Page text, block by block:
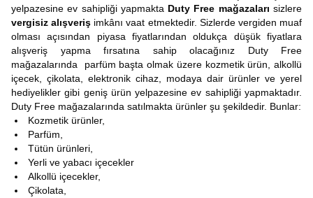
yelpazesine ev sahipliği yapmakta Duty Free mağazaları sizlere
vergisiz alışveriş imkânı vaat etmektedir. Sizlerde vergiden muaf
olması açısından piyasa fiyatlarından oldukça düşük fiyatlara
alışveriş yapma fırsatına sahip olacağınız Duty Free
mağazalarında parfüm başta olmak üzere kozmetik ürün, alkollü
içecek, çikolata, elektronik cihaz, modaya dair ürünler ve yerel
hediyelikler gibi geniş ürün yelpazesine ev sahipliği yapmaktadır.
Duty Free mağazalarında satılmakta ürünler şu şekildedir. Bunlar:
Kozmetik ürünler,
Parfüm,
Tütün ürünleri,
Yerli ve yabacı içecekler
Alkollü içecekler,
Çikolata,